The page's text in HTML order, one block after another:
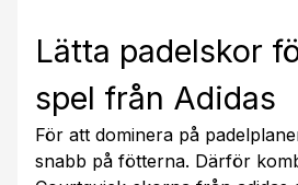
Lätta padelskor
spel från Adidas
För att dominera på
snabb på fötterna. Därför